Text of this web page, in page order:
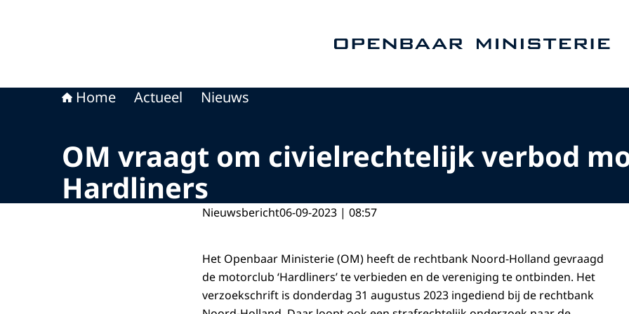
Home Actueel Nieuws
OM vraagt om civielrechtelijk verbod
Hardliners
Nieuwsbericht06-09-2023 | 08:57
Het Openbaar Ministerie (OM) heeft de rechtbank Noord-Holland gevraagd
de motorclub ‘Hardliners’ te verbieden en de vereniging te ontbinden. Het
verzoekschrift is donderdag 31 augustus 2023 ingediend bij de rechtbank